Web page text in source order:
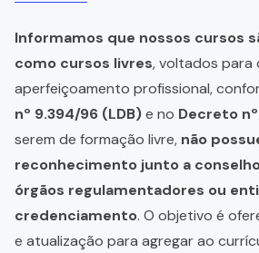
Informamos que nossos cursos
como cursos livres, voltados para
aperfeiçoamento profissional,
nº 9.394/96 (LDB)e no Decreto
serem de formação livre, não
reconhecimento junto a
órgãos regulamentadores ou
credenciamento. O objetivo é
e atualização para agregar ao